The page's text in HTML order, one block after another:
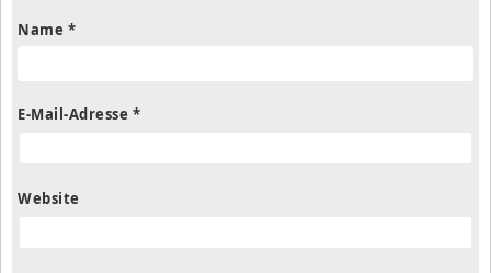
Name *
E-Mail-Adresse *
Website